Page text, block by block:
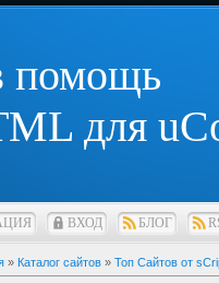
помощь
для
ВХОД БЛОГ
» Каталог сайтов » Топ Сайтов от